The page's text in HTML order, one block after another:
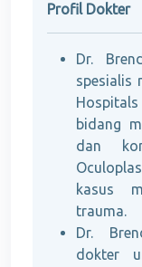
Profil Dokter
Dr.
spesialis
Hospitals
bidang
dan
kasus
trauma.
Dr.
dokter